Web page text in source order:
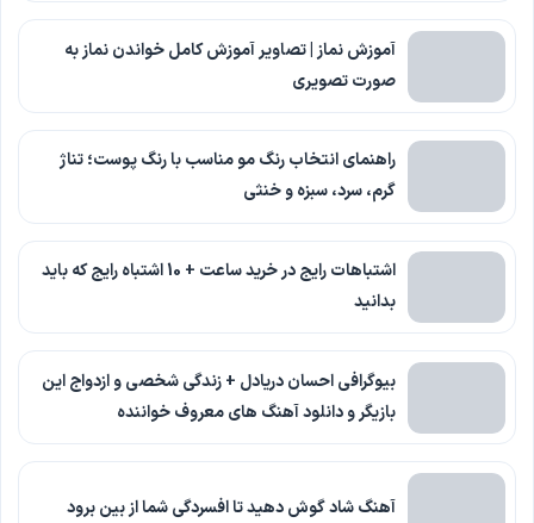
آموزش نماز | تصاویر آموزش کامل خواندن نماز به
صورت تصویری
راهنمای انتخاب رنگ مو مناسب با رنگ پوست؛ تناژ
گرم، سرد، سبزه و خنثی
اشتباهات رایج در خرید ساعت + 10 اشتباه رایج که باید
بدانید
بیوگرافی احسان دریادل + زندگی شخصی و ازدواج این
بازیگر و دانلود آهنگ های معروف خواننده
آهنگ شاد گوش دهید تا افسردگی شما از بین برود